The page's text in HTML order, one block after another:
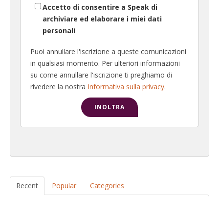
Accetto di consentire a Speak di
archiviare ed elaborare i miei dati
personali
Puoi annullare l'iscrizione a queste comunicazioni
in qualsiasi momento. Per ulteriori informazioni
su come annullare l'iscrizione ti preghiamo di
rivedere la nostra Informativa sulla privacy.
Recent Popular Categories